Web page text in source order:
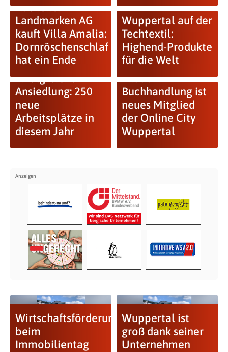
Aachener
Landmarken AG
kauft Villa Amalia:
Dornröschenschlaf
hat ein Ende
Wuppertal auf der
Techtextil:
Highend-Produkte
für die Welt
Erfolgreiche
Ansiedlung: 250
neue
Arbeitsplätze in
diesem Jahr
Thalia
Buchhandlung ist
neues Mitglied
der Online City
Wuppertal
Wirtschaftsförderung
beim
Immobilientag
Wuppertal ist
groß dank seiner
Unternehmen